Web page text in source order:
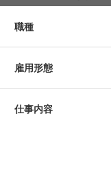
職種
雇用形態
仕事内容